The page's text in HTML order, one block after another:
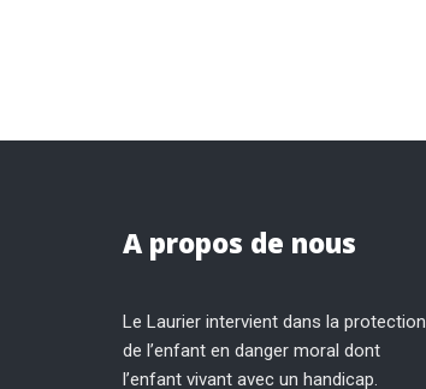
A propos de nous
Le Laurier intervient dans la protection
de l’enfant en danger moral dont
l’enfant vivant avec un handicap.